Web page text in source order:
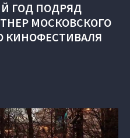
ГОД ПОДРЯД
МОСКОВСКОГО
КИНОФЕСТИВАЛЯ